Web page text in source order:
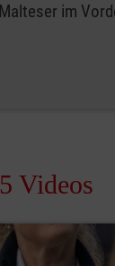
im
5 Videos